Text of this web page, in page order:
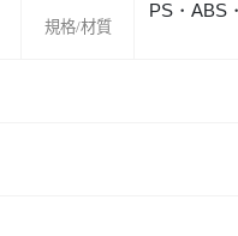
規格/材質
PS・ABS